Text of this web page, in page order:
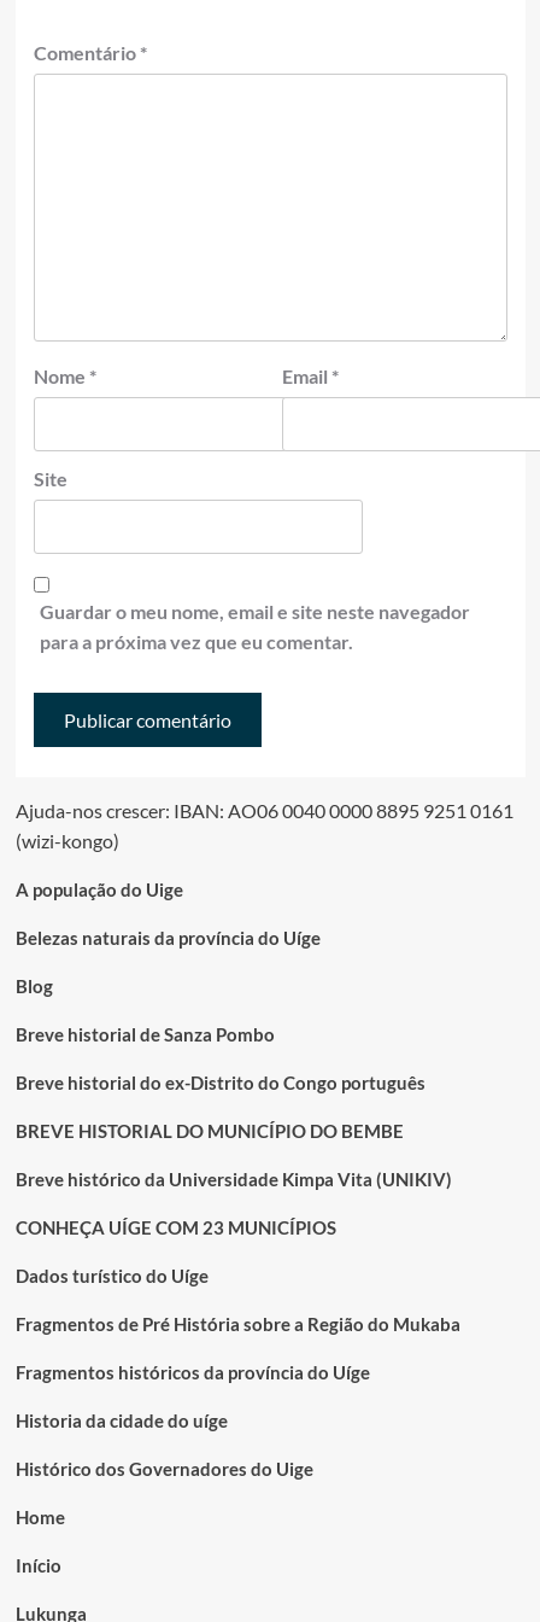
Comentário *
Nome * Email *
Site
Guardar o meu nome, email e site neste navegador
para a próxima vez que eu comentar.
Ajuda-nos crescer: IBAN: AO06 0040 0000 8895 9251 0161
(wizi-kongo)
A população do Uige
Belezas naturais da província do Uíge
Blog
Breve historial de Sanza Pombo
Breve historial do ex-Distrito do Congo português
BREVE HISTORIAL DO MUNICÍPIO DO BEMBE
Breve histórico da Universidade Kimpa Vita (UNIKIV)
CONHEÇA UÍGE COM 23 MUNICÍPIOS
Dados turístico do Uíge
Fragmentos de Pré História sobre a Região do Mukaba
Fragmentos históricos da província do Uíge
Historia da cidade do uíge
Histórico dos Governadores do Uige
Home
Início
Lukunga